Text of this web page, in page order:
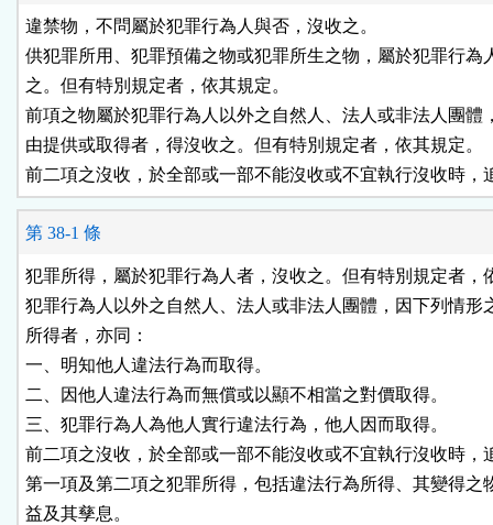
違禁物，不問屬於犯罪行為人與否，沒收之。
供犯罪所用、犯罪預備之物或犯罪所生之物，屬於犯罪行為
之。但有特別規定者，依其規定。
前項之物屬於犯罪行為人以外之自然人、法人或非法人團體
由提供或取得者，得沒收之。但有特別規定者，依其規定。
前二項之沒收，於全部或一部不能沒收或不宜執行沒收時，
第 38-1 條
犯罪所得，屬於犯罪行為人者，沒收之。但有特別規定者，
犯罪行為人以外之自然人、法人或非法人團體，因下列情形
所得者，亦同：
一、明知他人違法行為而取得。
二、因他人違法行為而無償或以顯不相當之對價取得。
三、犯罪行為人為他人實行違法行為，他人因而取得。
前二項之沒收，於全部或一部不能沒收或不宜執行沒收時，
第一項及第二項之犯罪所得，包括違法行為所得、其變得之
益及其孳息。